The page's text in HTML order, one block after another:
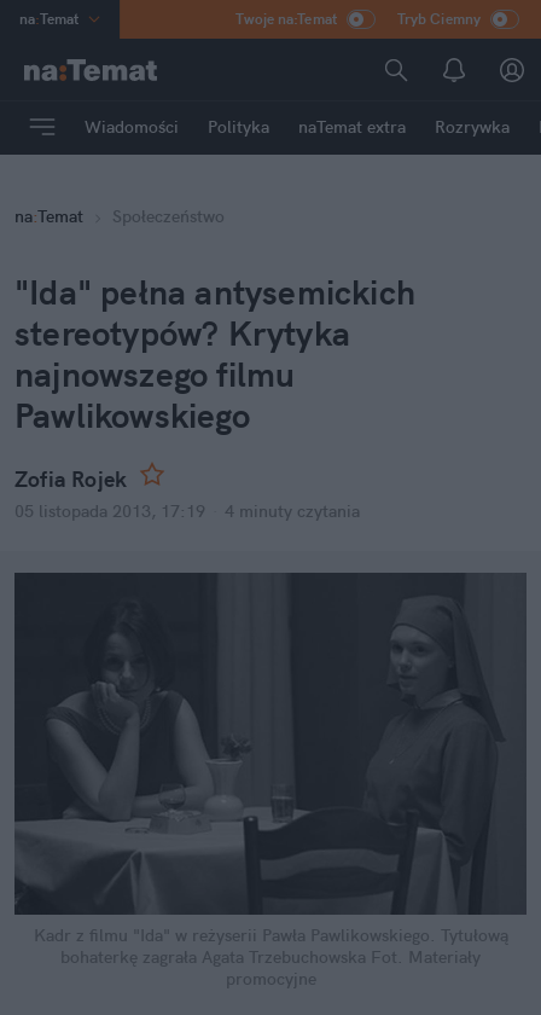
na:Temat
Poland
mama
Rozrywka
Twoje na:Temat Tryb Ciemny
Wiadomości Polityka naTemat extra Rozrywka
na:Temat Społeczeństwo
"Ida" pełna antysemickich
stereotypów? Krytyka
najnowszego filmu
Pawlikowskiego
Zofia Rojek
05 listopada 2013, 17:19 4 minuty czytania
Kadr z filmu "Ida" w reżyserii Pawła Pawlikowskiego. Tytułową
bohaterkę zagrała Agata Trzebuchowska Fot. Materiały
promocyjne